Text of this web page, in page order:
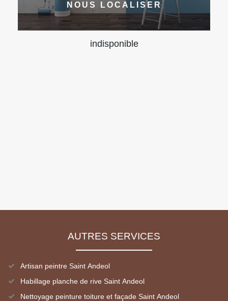
NOUS LOCALISER
indisponible
AUTRES SERVICES
Artisan peintre Saint Andeol
Habillage planche de rive Saint Andeol
Nettoyage peinture toiture et façade Saint Andeol